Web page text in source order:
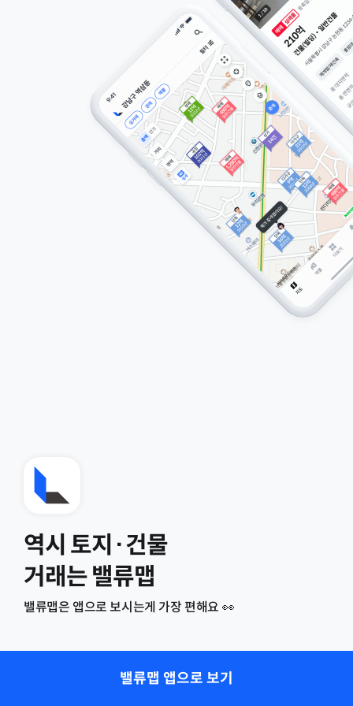
역시 토지·건물
거래는 밸류맵
밸류맵은 앱으로 보시는게 가장 편해요 👀
밸류맵 앱으로 보기